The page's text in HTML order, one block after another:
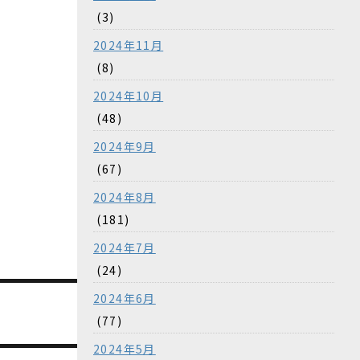
(3)
2024年11月
(8)
2024年10月
(48)
2024年9月
(67)
2024年8月
(181)
2024年7月
(24)
2024年6月
(77)
2024年5月